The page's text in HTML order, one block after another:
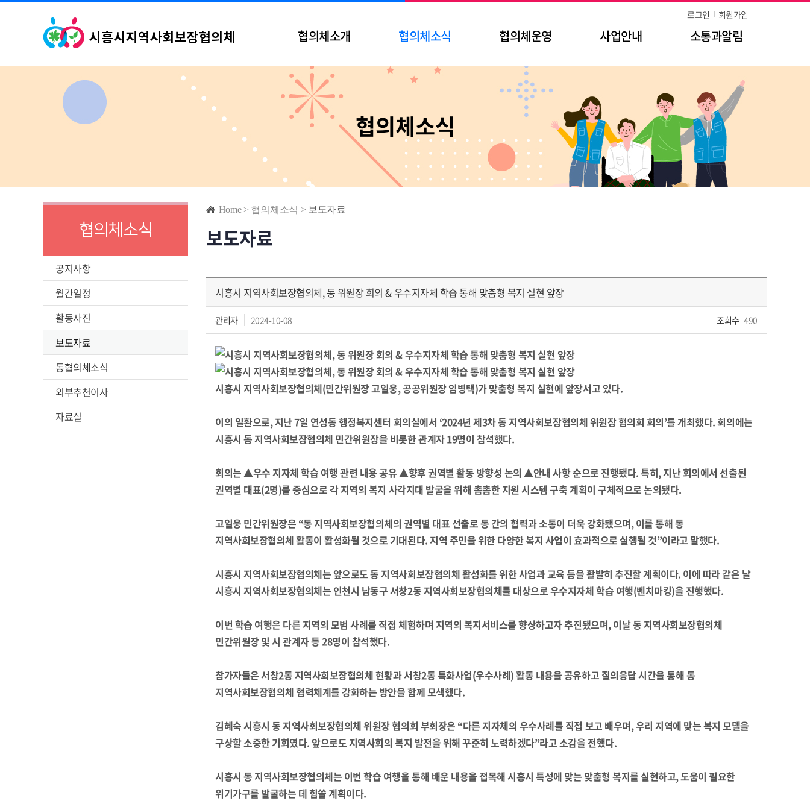
로그인 회원가입
협의체소개 협의체소식 협의체운영 사업안내 소통과알림
협의체소식
협의체소식
공지사항
월간일정
활동사진
보도자료
동협의체소식
외부추천이사
자료실
Home > 협의체소식 > 보도자료
보도자료
시흥시 지역사회보장협의체, 동 위원장 회의 & 우수지자체 학습 통해 맞춤형 복지 실현 앞장
관리자 2024-10-08 조회수 490
시흥시 지역사회보장협의체(민간위원장 고일웅, 공공위원장 임병택)가 맞춤형 복지 실현에 앞장서고 있다.
이의 일환으로, 지난 7일 연성동 행정복지센터 회의실에서 ‘2024년 제3차 동 지역사회보장협의체 위원장 협의회 회의’를 개최했다. 회의에는
시흥시 동 지역사회보장협의체 민간위원장을 비롯한 관계자 19명이 참석했다.
회의는 ▲우수 지자체 학습 여행 관련 내용 공유 ▲향후 권역별 활동 방향성 논의 ▲안내 사항 순으로 진행됐다. 특히, 지난 회의에서 선출된
권역별 대표(2명)를 중심으로 각 지역의 복지 사각지대 발굴을 위해 촘촘한 지원 시스템 구축 계획이 구체적으로 논의됐다.
고일웅 민간위원장은 “동 지역사회보장협의체의 권역별 대표 선출로 동 간의 협력과 소통이 더욱 강화됐으며, 이를 통해 동
지역사회보장협의체 활동이 활성화될 것으로 기대된다. 지역 주민을 위한 다양한 복지 사업이 효과적으로 실행될 것”이라고 말했다.
시흥시 지역사회보장협의체는 앞으로도 동 지역사회보장협의체 활성화를 위한 사업과 교육 등을 활발히 추진할 계획이다. 이에 따라 같은 날
시흥시 지역사회보장협의체는 인천시 남동구 서창2동 지역사회보장협의체를 대상으로 우수지자체 학습 여행(벤치마킹)을 진행했다.
이번 학습 여행은 다른 지역의 모범 사례를 직접 체험하며 지역의 복지서비스를 향상하고자 추진됐으며, 이날 동 지역사회보장협의체
민간위원장 및 시 관계자 등 28명이 참석했다.
참가자들은 서창2동 지역사회보장협의체 현황과 서창2동 특화사업(우수사례) 활동 내용을 공유하고 질의응답 시간을 통해 동
지역사회보장협의체 협력체계를 강화하는 방안을 함께 모색했다.
김혜숙 시흥시 동 지역사회보장협의체 위원장 협의회 부회장은 “다른 지자체의 우수사례를 직접 보고 배우며, 우리 지역에 맞는 복지 모델을
구상할 소중한 기회였다. 앞으로도 지역사회의 복지 발전을 위해 꾸준히 노력하겠다”라고 소감을 전했다.
시흥시 동 지역사회보장협의체는 이번 학습 여행을 통해 배운 내용을 접목해 시흥시 특성에 맞는 맞춤형 복지를 실현하고, 도움이 필요한
위기가구를 발굴하는 데 힘쓸 계획이다.